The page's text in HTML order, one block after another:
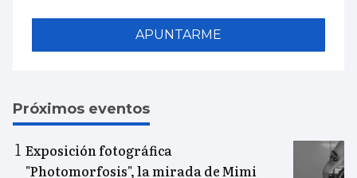
APUNTARME
Próximos eventos
Exposición fotográfica
"Photomorfosis", la mirada de Mimi